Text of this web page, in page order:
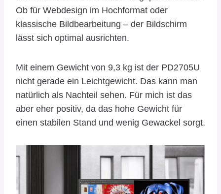
Ob für Webdesign im Hochformat oder
klassische Bildbearbeitung – der Bildschirm
lässt sich optimal ausrichten.
Mit einem Gewicht von 9,3 kg ist der PD2705U
nicht gerade ein Leichtgewicht. Das kann man
natürlich als Nachteil sehen. Für mich ist das
aber eher positiv, da das hohe Gewicht für
einen stabilen Stand und wenig Gewackel sorgt.